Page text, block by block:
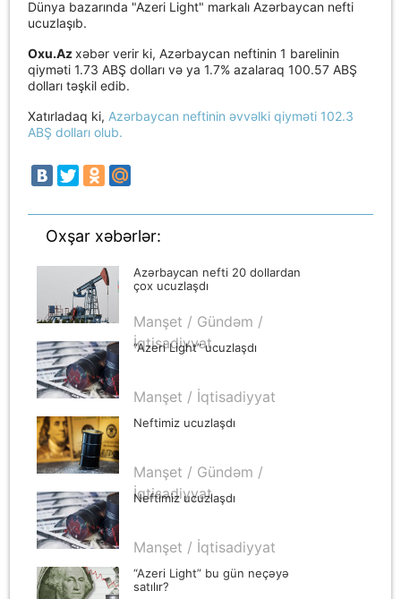
Dünya bazarında "Azeri Light" markalı Azərbaycan nefti
ucuzlaşıb.
Oxu.Azxəbər verir ki, Azərbaycan neftinin 1 barelinin
qiyməti 1.73 ABŞ dolları və ya 1.7% azalaraq 100.57 ABŞ
dolları təşkil edib.
Xatırladaq ki, Azərbaycan neftinin əvvəlki qiyməti 102.3
ABŞ dolları olub.
Oxşar xəbərlər:
Azərbaycan nefti 20 dollardan
çox ucuzlaşdı
Manşet / Gündəm /
İqtisadiyyat
“Azeri Light” ucuzlaşdı
Manşet / İqtisadiyyat
Neftimiz ucuzlaşdı
Manşet / Gündəm /
İqtisadiyyat
Neftimiz ucuzlaşdı
Manşet / İqtisadiyyat
“Azeri Light” bu gün neçəyə
satılır?